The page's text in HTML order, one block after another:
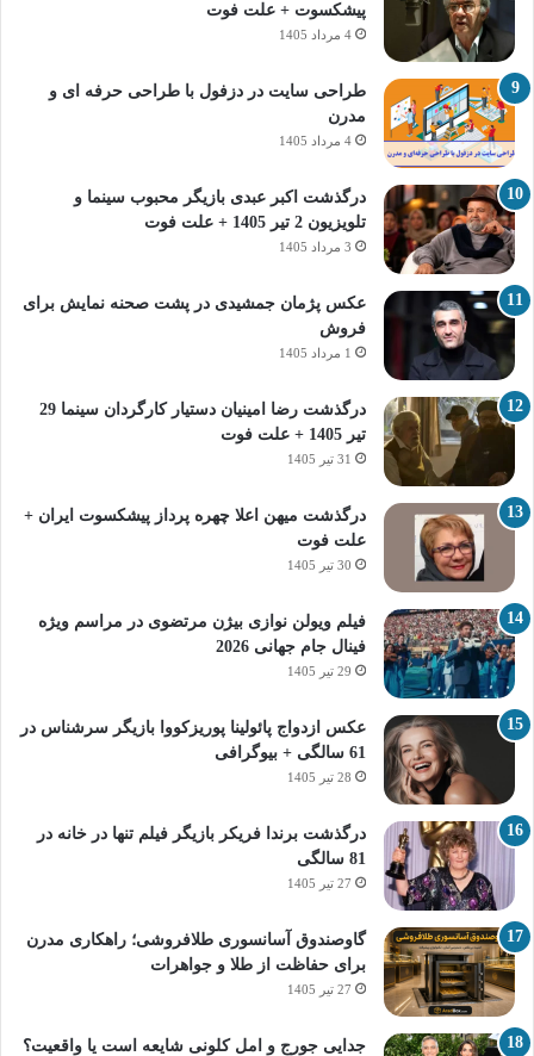
پیشکسوت + علت فوت
4 مرداد 1405
طراحی سایت در دزفول با طراحی حرفه‌ ای و
مدرن
4 مرداد 1405
درگذشت اکبر عبدی بازیگر محبوب سینما و
تلویزیون 2 تیر 1405 + علت فوت
3 مرداد 1405
عکس پژمان جمشیدی در پشت صحنه نمایش برای
فروش
1 مرداد 1405
درگذشت رضا امینیان دستیار کارگردان سینما 29
تیر 1405 + علت فوت
31 تیر 1405
درگذشت میهن اعلا چهره پرداز پیشکسوت ایران +
علت فوت
30 تیر 1405
فیلم ویولن نوازی بیژن مرتضوی در مراسم ویژه
فینال جام جهانی 2026
29 تیر 1405
عکس ازدواج پائولینا پوریزکووا بازیگر سرشناس در
61 سالگی + بیوگرافی
28 تیر 1405
درگذشت برندا فریکر بازیگر فیلم تنها در خانه در
81 سالگی
27 تیر 1405
گاوصندوق آسانسوری طلافروشی؛ راهکاری مدرن
برای حفاظت از طلا و جواهرات
27 تیر 1405
جدایی جورج و امل کلونی شایعه است یا واقعیت؟